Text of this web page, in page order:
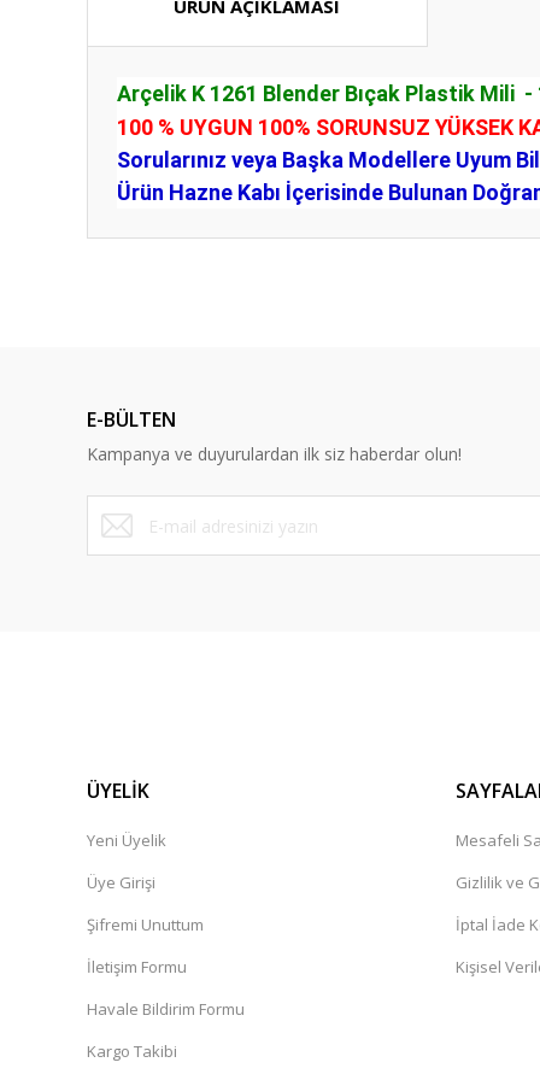
ÜRÜN AÇIKLAMASI
Arçelik K 1261 Blender Bıçak Plastik Mili -
100 % UYGUN 100% SORUNSUZ YÜKSEK
Sorularınız veya Başka Modellere Uyum
Ürün Hazne Kabı İçerisinde Bulunan
Ürün bilgilerinde hatalar bulunuyor.
Ürün fiyatı diğer sitelerden daha pahalı.
Bu ürüne benzer farklı alternatifler olmalı.
E-BÜLTEN
Kampanya ve duyurulardan ilk siz haberdar olun!
ÜYELİK
Yeni Üyelik
Üye Girişi
Şifremi Unuttum
İletişim Formu
Havale Bildirim Formu
Kargo Takibi
Mesafeli
Gizlilik ve
İptal İade
Kişisel